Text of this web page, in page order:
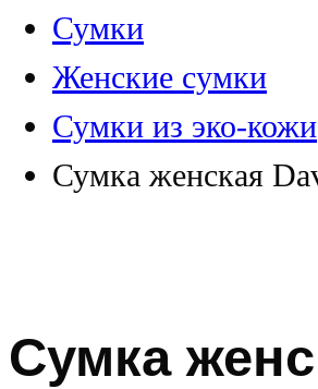
Сумки
Женские сумки
Сумки из эко-кожи
Сумка женская
Сумка